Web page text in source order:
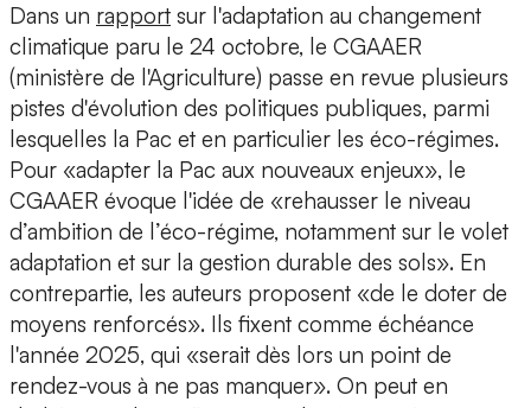
Dans un rapport sur l'adaptation au changement
climatique paru le 24 octobre, le CGAAER
(ministère de l'Agriculture) passe en revue plusieurs
pistes d'évolution des politiques publiques, parmi
lesquelles la Pac et en particulier les éco-régimes.
Pour «adapter la Pac aux nouveaux enjeux», le
CGAAER évoque l'idée de «rehausser le niveau
d’ambition de l’éco-régime, notamment sur le volet
adaptation et sur la gestion durable des sols». En
contrepartie, les auteurs proposent «de le doter de
moyens renforcés». Ils fixent comme échéance
l'année 2025, qui «serait dès lors un point de
rendez-vous à ne pas manquer». On peut en